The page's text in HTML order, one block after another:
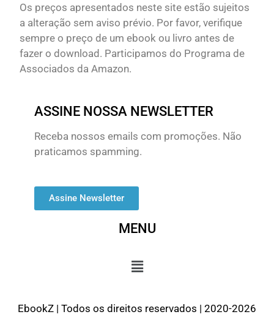
Os preços apresentados neste site estão sujeitos
a alteração sem aviso prévio. Por favor, verifique
sempre o preço de um ebook ou livro antes de
fazer o download. Participamos do Programa de
Associados da Amazon.
ASSINE NOSSA NEWSLETTER
Receba nossos emails com promoções. Não
praticamos spamming.
Assine Newsletter
MENU
EbookZ | Todos os direitos reservados | 2020-2026